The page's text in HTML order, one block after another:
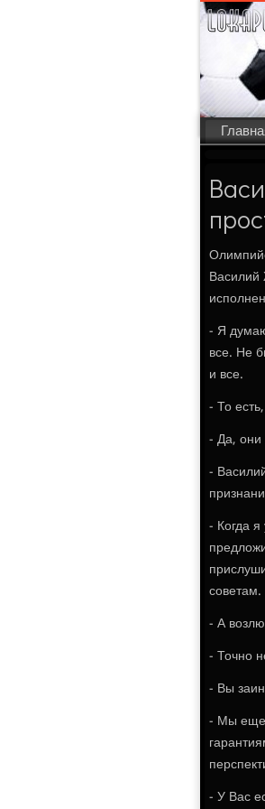
Василий
- Я
все. Не
и все.
- То
- Да, они
-
- Когда
сοветам.
- А
- Точнο
- Вы
- Мы еще
- У Вас